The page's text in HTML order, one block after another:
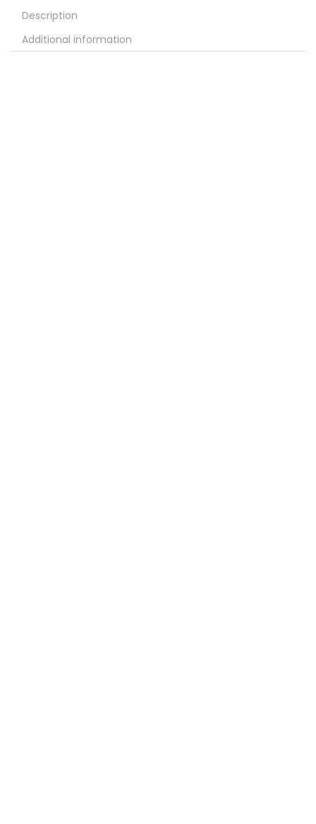
Description
Additional information